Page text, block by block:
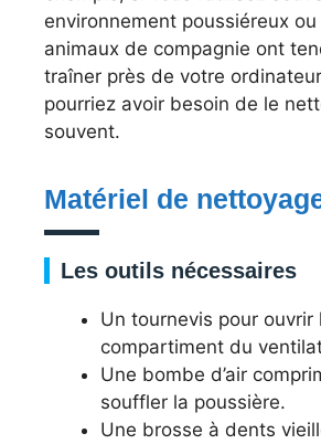
environnement poussiéreux ou
animaux de compagnie ont
traîner près de votre
pourriez avoir besoin de le
souvent.
Matériel de
Les outils nécessaires
Un tournevis pour ouvrir
compartiment du
Une bombe d’air
souffler la poussière.
Une brosse à dents